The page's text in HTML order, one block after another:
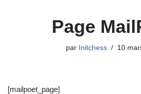
Page
par Initchess 10
[mailpoet_page]